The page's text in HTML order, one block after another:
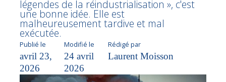
légendes de la réindustrialisation », c'est
une bonne idée. Elle est
malheureusement tardive et mal
exécutée.
Publié le
avril 23,
2026
Modifié le
24 avril
2026
Rédigé par
Laurent Moisson